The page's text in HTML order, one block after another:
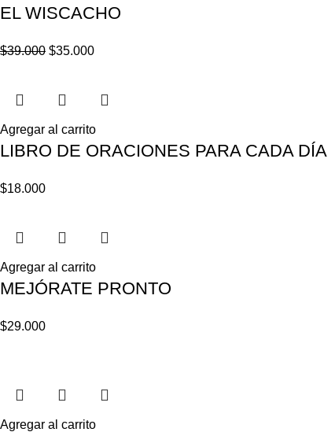
EL WISCACHO
$39.000 $35.000
Agregar al carrito
LIBRO DE ORACIONES PARA CADA DÍA
$18.000
Agregar al carrito
MEJÓRATE PRONTO
$29.000
Agregar al carrito